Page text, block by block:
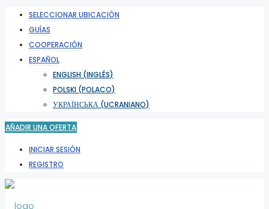
SELECCIONAR UBICACIÓN
GUÍAS
COOPERACIÓN
ESPAÑOL
ENGLISH (INGLÉS)
POLSKI (POLACO)
УКРАЇНСЬКА (UCRANIANO)
AÑADIR UNA OFERTA
INICIAR SESIÓN
REGISTRO